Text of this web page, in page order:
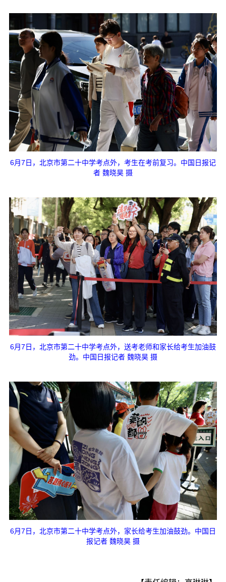
6月7日，北京市第二十中学考点外，考生在考前复习。中国日报记
者 魏晓昊 摄
6月7日，北京市第二十中学考点外，送考老师和家长给考生加油鼓
劲。中国日报记者 魏晓昊 摄
6月7日，北京市第二十中学考点外，家长给考生加油鼓劲。中国日
报记者 魏晓昊 摄